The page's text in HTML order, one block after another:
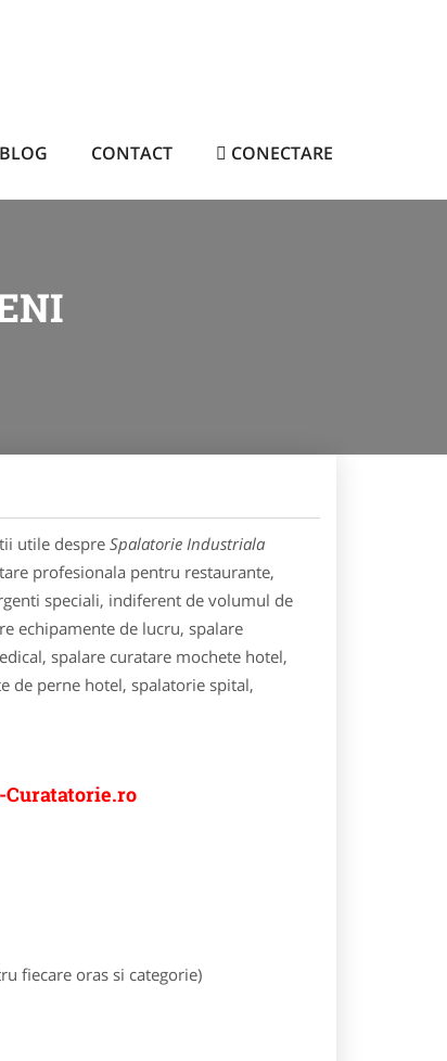
BLOG CONTACT CONECTARE
utile despre Spalatorie Industriala
profesionala pentru restaurante,
speciali, indiferent de volumul de
echipamente de lucru, spalare
spalare curatare mochete hotel,
de perne hotel, spalatorie spital,
Curatatorie.ro
fiecare oras si categorie)